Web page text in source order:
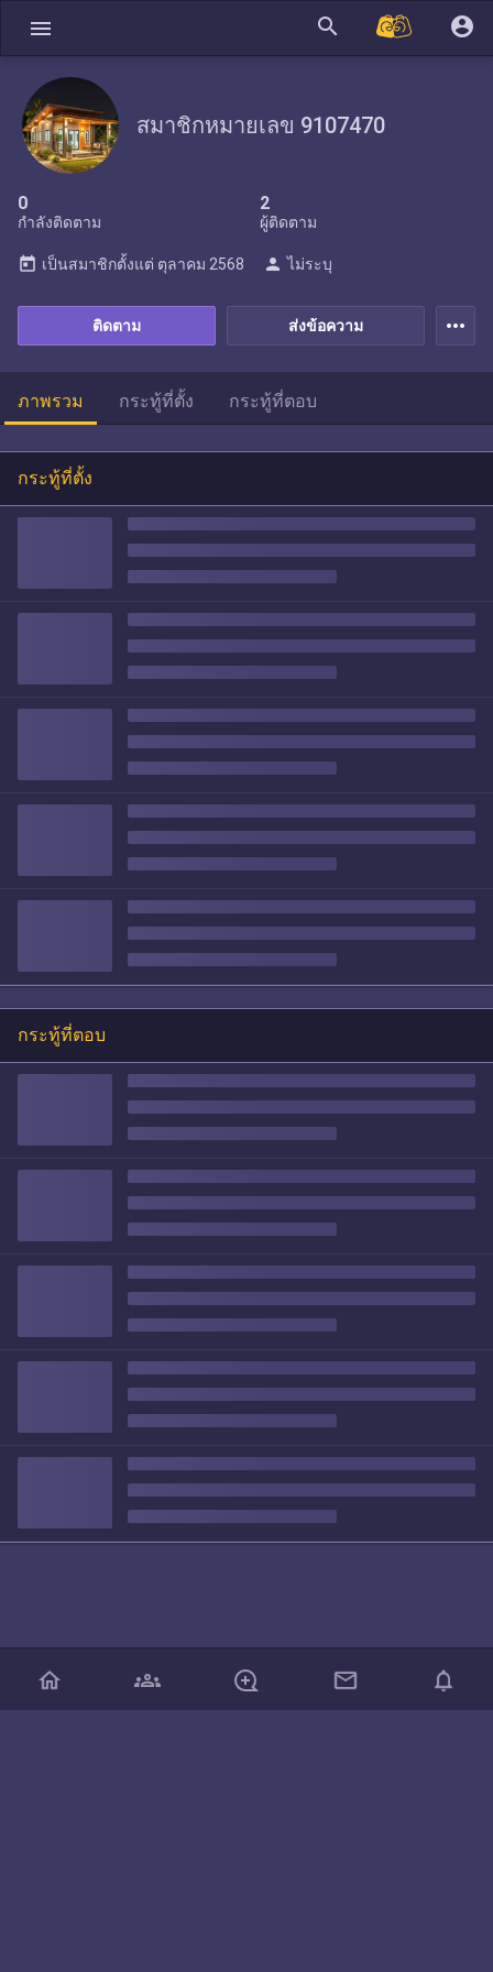
menu search account_circle
สมาชิกหมายเลข 9107470
0
กำลังติดตาม
2
ผู้ติดตาม
ส่งข้อความ
ติดตาม
today เป็นสมาชิกตั้งแต่ ตุลาคม 2568 person ไม่ระบุ
more_horiz
ภาพรวม กระทู้ที่ตั้ง กระทู้ที่ตอบ
กระทู้ที่ตั้ง
กระทู้ที่ตอบ